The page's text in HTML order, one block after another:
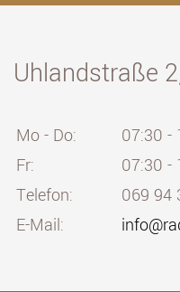
Uhlandstraße
Mo - Do:
07:30 -
Fr:
07:30 -
Telefon:
069 94
E-Mail: